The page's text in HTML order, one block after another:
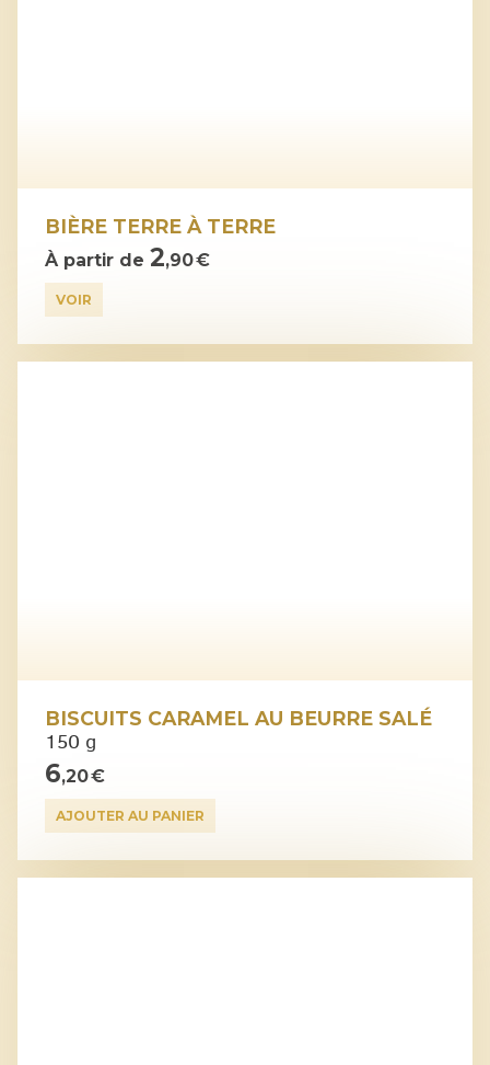
BIÈRE TERRE À TERRE
À partir de 2,90 €
VOIR
BISCUITS CARAMEL AU BEURRE SALÉ
150 g
6,20 €
AJOUTER AU PANIER